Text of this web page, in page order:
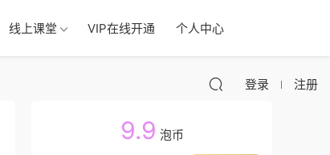
线上课堂 VIP在线开通 个人中心
登录 注册
9.9 泡币